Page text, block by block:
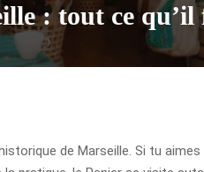
: tout ce
de Marseille. Si tu